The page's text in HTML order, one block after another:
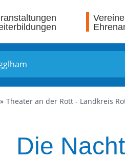
Vereine
Theater an der Rott - Landkreis
Die